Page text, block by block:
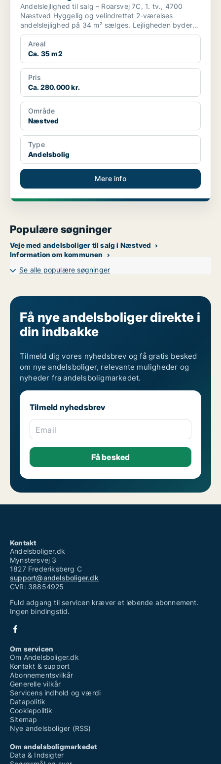
Andelslejlighed til salg – Roarsvej 7C, 1. tv., 4700
Næstved Hyggelig og velindrettet 2-værelses
andelslejlighed på 34 m² sælges. Lejligheden byder
på ...
Areal
Ca. 35 m2
Pris
Ca. 280.000 kr.
Område
Næstved
Type
Andelsbolig
Mere info
Populære søgninger
Veje med andelsboliger til salg i Næstved
Information om kommunen
Se alle populære søgninger
Få nye andelsboliger direkte i
din indbakke
Tilmeld dig vores nyhedsbrev og få gratis besked
om nye andelsboliger, relevante muligheder og
nyheder fra andelsboligmarkedet.
Tilmeld nyhedsbrev
Email
Kontakt
Andelsboliger.dk
Mynstersvej 3
1827 Frederiksberg C
support@andelsboliger.dk
CVR: 38854925
Fuld adgang til servicen kræver et løbende abonnement.
Ingen bindingstid.
Om servicen
Om Andelsboliger.dk
Kontakt & support
Abonnementsvilkår
Generelle vilkår
Servicens indhold og værdi
Datapolitik
Cookiepolitik
Sitemap
Nye andelsboliger (RSS)
Om andelsboligmarkedet
Data & Indsigter